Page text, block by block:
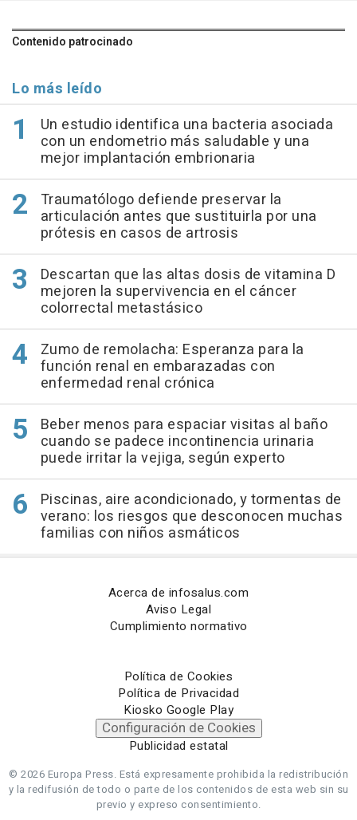
Contenido patrocinado
Lo más leído
Un estudio identifica una bacteria asociada
con un endometrio más saludable y una
mejor implantación embrionaria
Traumatólogo defiende preservar la
articulación antes que sustituirla por una
prótesis en casos de artrosis
Descartan que las altas dosis de vitamina D
mejoren la supervivencia en el cáncer
colorrectal metastásico
Zumo de remolacha: Esperanza para la
función renal en embarazadas con
enfermedad renal crónica
Beber menos para espaciar visitas al baño
cuando se padece incontinencia urinaria
puede irritar la vejiga, según experto
Piscinas, aire acondicionado, y tormentas de
verano: los riesgos que desconocen muchas
familias con niños asmáticos
Acerca de infosalus.com
Aviso Legal
Cumplimiento normativo
Política de Cookies
Política de Privacidad
Kiosko Google Play
Configuración de Cookies
Publicidad estatal
© 2026 Europa Press. Está expresamente prohibida la redistribución
y la redifusión de todo o parte de los contenidos de esta web sin su
previo y expreso consentimiento.